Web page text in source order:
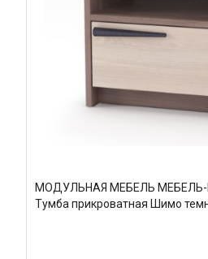
МОДУЛЬНАЯ МЕБЕЛЬ
Тумба прикроватная Шимо